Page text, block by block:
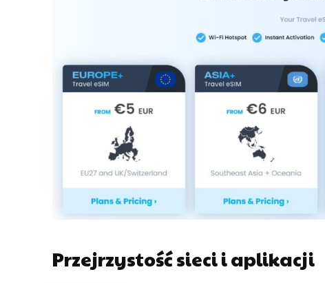
CHCĘ ZNIŻKĘ
Przejrzystość sieci i aplikacji